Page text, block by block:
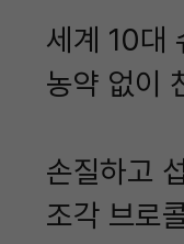
세계 10대
농약 없이
손질하고
조각 브로